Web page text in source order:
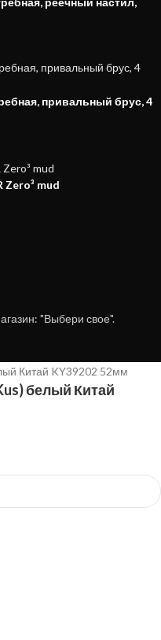
привальный брус, 4
mud
"Выбери свое".
белый Китай